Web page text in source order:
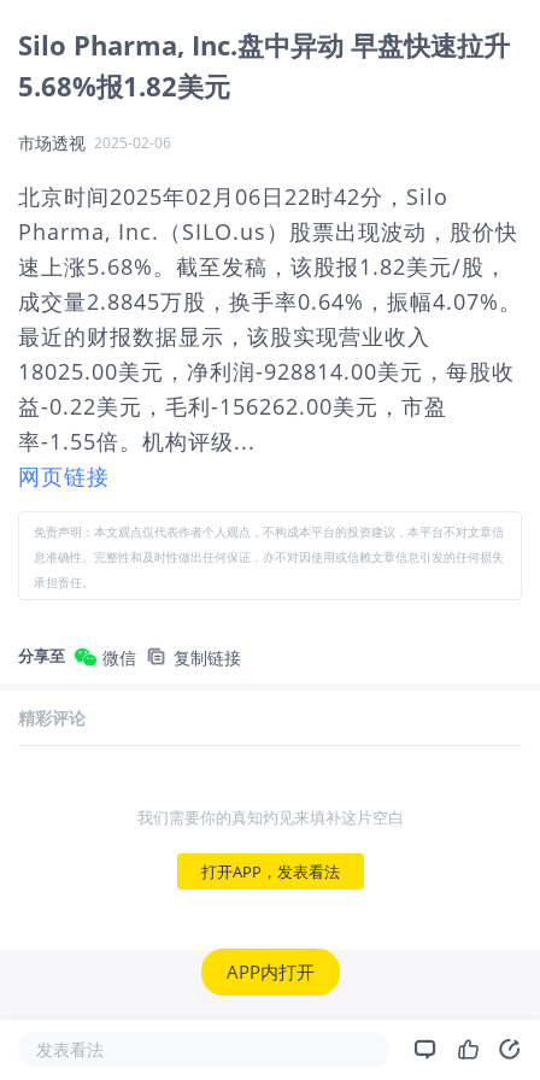
Silo Pharma, Inc.盘中异动 早盘快速拉升
5.68%报1.82美元
市场透视 2025-02-06
北京时间2025年02月06日22时42分，Silo
Pharma, Inc.（SILO.us）股票出现波动，股价快
速上涨5.68%。截至发稿，该股报1.82美元/股，
成交量2.8845万股，换手率0.64%，振幅4.07%。
最近的财报数据显示，该股实现营业收入
18025.00美元，净利润-928814.00美元，每股收
益-0.22美元，毛利-156262.00美元，市盈
率-1.55倍。机构评级...
网页链接
免责声明：本文观点仅代表作者个人观点，不构成本平台的投资建议，本平台不对文章信
息准确性、完整性和及时性做出任何保证，亦不对因使用或信赖文章信息引发的任何损失
承担责任。
分享至 微信 复制链接
精彩评论
我们需要你的真知灼见来填补这片空白
打开APP，发表看法
APP内打开
发表看法